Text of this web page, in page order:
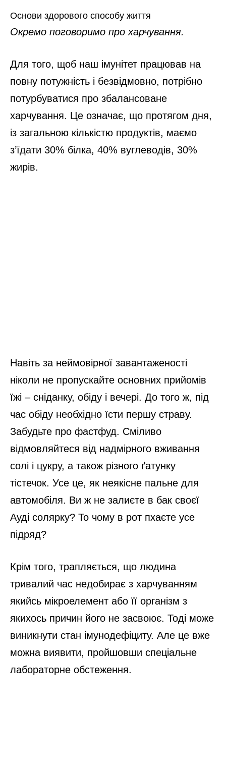
Основи здорового способу життя
Окремо поговоримо про харчування.
Для того, щоб наш імунітет працював на
повну потужність і безвідмовно, потрібно
потурбуватися про збалансоване
харчування. Це означає, що протягом дня,
із загальною кількістю продуктів, маємо
з’їдати 30% білка, 40% вуглеводів, 30%
жирів.
Навіть за неймовірної завантаженості
ніколи не пропускайте основних прийомів
їжі – сніданку, обіду і вечері. До того ж, під
час обіду необхідно їсти першу страву.
Забудьте про фастфуд. Сміливо
відмовляйтеся від надмірного вживання
солі і цукру, а також різного ґатунку
тістечок. Усе це, як неякісне пальне для
автомобіля. Ви ж не залиєте в бак своєї
Ауді солярку? То чому в рот пхаєте усе
підряд?
Крім того, трапляється, що людина
тривалий час недобирає з харчуванням
якийсь мікроелемент або її організм з
якихось причин його не засвоює. Тоді може
виникнути стан імунодефіциту. Але це вже
можна виявити, пройшовши спеціальне
лабораторне обстеження.